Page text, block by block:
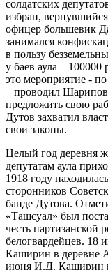
солдатских
избран,
офицер большевик
занимался
в пользу
у баев аула –
это мероприятие -
– проводил
предложить свою
Дутов захватил
свои законы.
Целый год деревня
депутатам аула
1918 году
сторонников
банде Дутова.
«Ташсуал» был
честь партизанской
белогвардейцев. 18
Каширин в деревне
июня И.Д. Каширин